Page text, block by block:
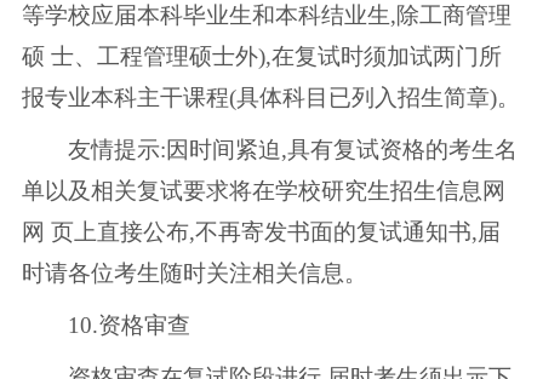
等学校应届本科毕业生和本科结业生,除工商管理
硕 士、工程管理硕士外),在复试时须加试两门所
报专业本科主干课程(具体科目已列入招生简章)。
友情提示:因时间紧迫,具有复试资格的考生名
单以及相关复试要求将在学校研究生招生信息网
网 页上直接公布,不再寄发书面的复试通知书,届
时请各位考生随时关注相关信息。
10.资格审查